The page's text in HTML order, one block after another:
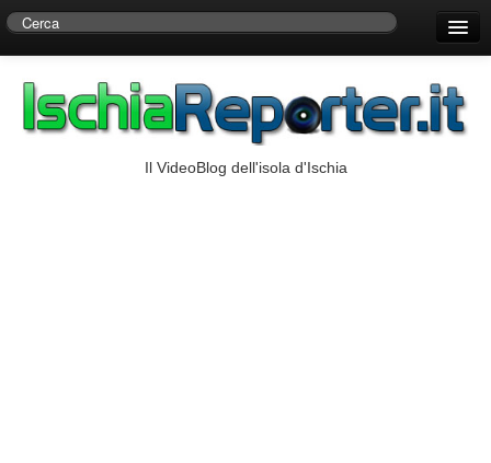
Centro di Ricerche Storiche D’Ambra
Il VideoBlog dell'isola d'Ischia